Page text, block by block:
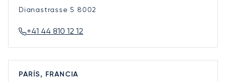
Dianastrasse 5 8002
+41 44 810 12 12
PARÍS, FRANCIA